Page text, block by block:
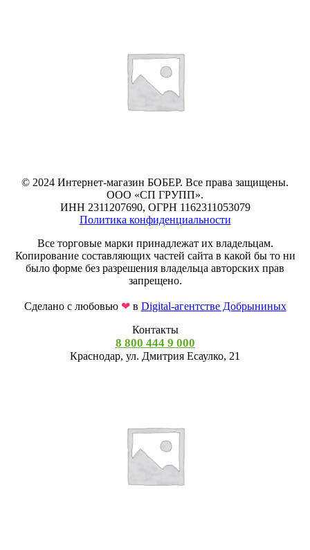
© 2024 Интернет-магазин БОБЕР. Все права защищены.
ООО «СП ГРУПП».
ИНН 2311207690, ОГРН 1162311053079
Политика конфиденциальности
Все торговые марки принадлежат их владельцам.
Копирование составляющих частей сайта в какой бы то ни
было форме без разрешения владельца авторских прав
запрещено.
Сделано с любовью ❤в Digital-агентстве Добрыниных
Контакты
8 800 444 9 000
Краснодар, ул. Дмитрия Есаулко, 21